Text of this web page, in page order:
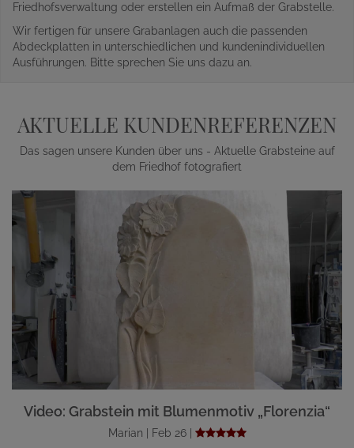
Friedhofsverwaltung oder erstellen ein Aufmaß der Grabstelle.
Wir fertigen für unsere Grabanlagen auch die passenden
Abdeckplatten in unterschiedlichen und kundenindividuellen
Ausführungen. Bitte sprechen Sie uns dazu an.
AKTUELLE KUNDENREFERENZEN
Das sagen unsere Kunden über uns - Aktuelle Grabsteine auf
dem Friedhof fotografiert
Video: Grabstein mit Blumenmotiv „Florenzia“
Marian | Feb 26 |